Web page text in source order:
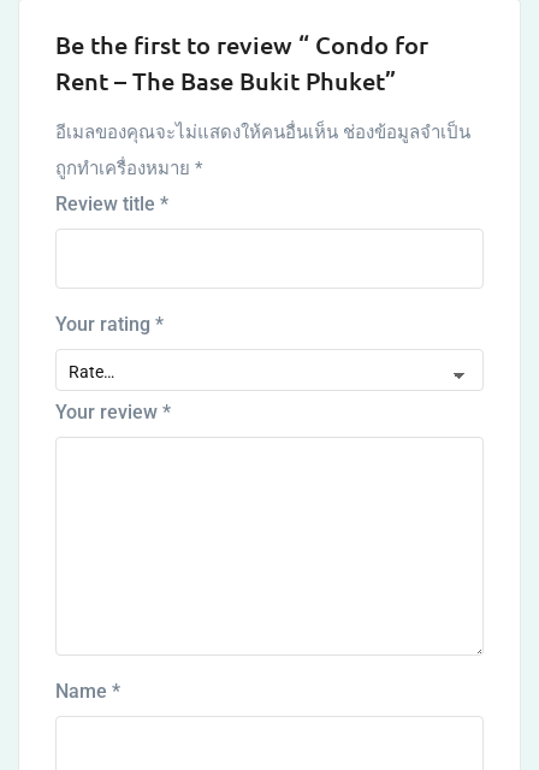
Be the first to review “ Condo for
Rent – The Base Bukit Phuket”
อีเมลของคุณจะไม่แสดงให้คนอื่นเห็น ช่องข้อมูลจำเป็น
ถูกทำเครื่องหมาย *
Review title *
Your rating *
Your review *
Name *